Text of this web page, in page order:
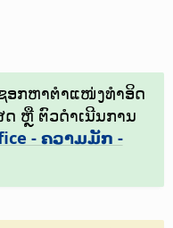
ອກຫາຕຳແໜ່ງທຳອິດ
ຫຼື ຕົວດຳເນີນການ
- ຄວາມມັກ -